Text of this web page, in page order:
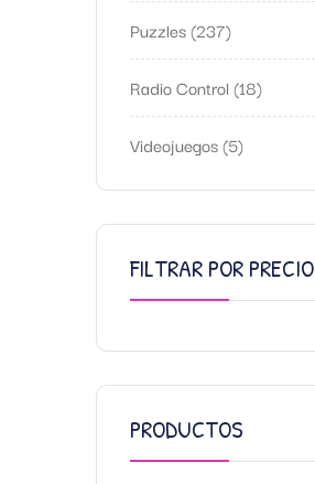
Puzzles 237
Radio Control 18
Videojuegos 5
FILTRAR POR PRECIO
PRODUCTOS